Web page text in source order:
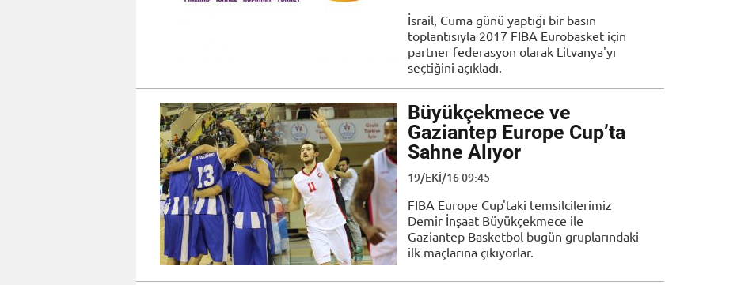
İsrail, Cuma günü yaptığı bir basın
toplantısıyla 2017 FIBA Eurobasket için
partner federasyon olarak Litvanya'yı
seçtiğini açıkladı.
Büyükçekmece ve
Gaziantep Europe Cup’ta
Sahne Alıyor
19/EKI/16 09:45
FIBA Europe Cup'taki temsilcilerimiz
Demir İnşaat Büyükçekmece ile
Gaziantep Basketbol bugün gruplarındaki
ilk maçlarına çıkıyorlar.